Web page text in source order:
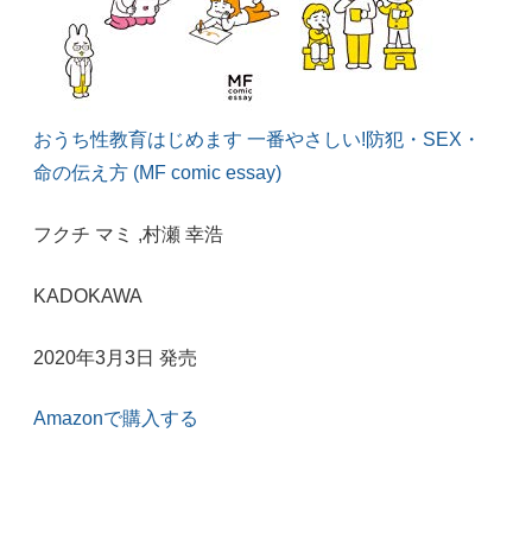
おうち性教育はじめます 一番やさしい!防犯・SEX・
命の伝え方 (MF comic essay)
フクチ マミ ,村瀬 幸浩
KADOKAWA
2020年3月3日 発売
Amazonで購入する